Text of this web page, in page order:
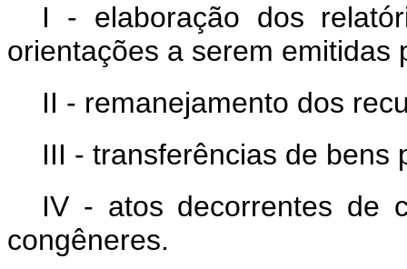
I - elaboração dos
orientações a serem emitidas
II - remanejamento dos
III - transferências de bens
IV - atos decorrentes de
congêneres.